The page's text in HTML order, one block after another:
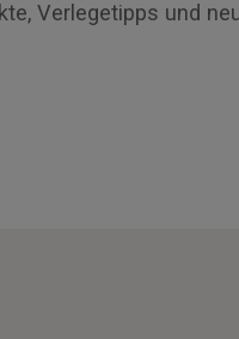
Verlegetipps und